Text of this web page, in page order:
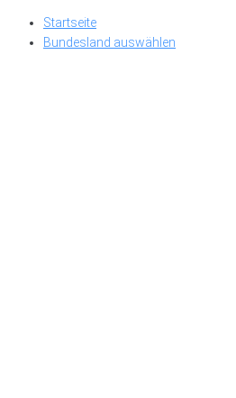
Skip
Startseite
Bundesland auswählen